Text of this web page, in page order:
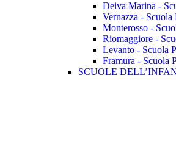
Deiva Marina -
Vernazza - Scuola
Monterosso -
Riomaggiore -
Levanto - Scuola
Framura - Scuola
SCUOLE